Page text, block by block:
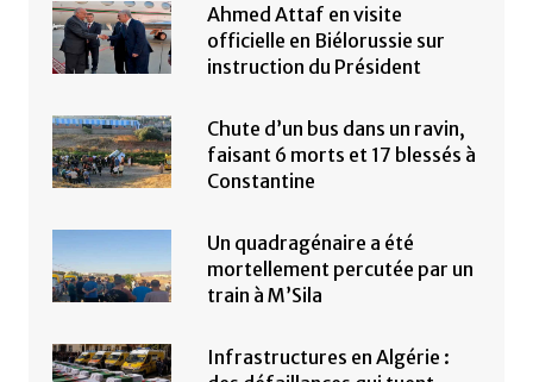
Ahmed Attaf en visite
officielle en Biélorussie sur
instruction du Président
Chute d’un bus dans un ravin,
faisant 6 morts et 17 blessés à
Constantine
Un quadragénaire a été
mortellement percutée par un
train à M’Sila
Infrastructures en Algérie :